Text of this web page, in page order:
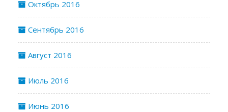
Октябрь 2016
Сентябрь 2016
Август 2016
Июль 2016
Июнь 2016